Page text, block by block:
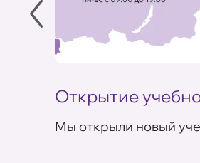
Открытие
Мы открыли новый